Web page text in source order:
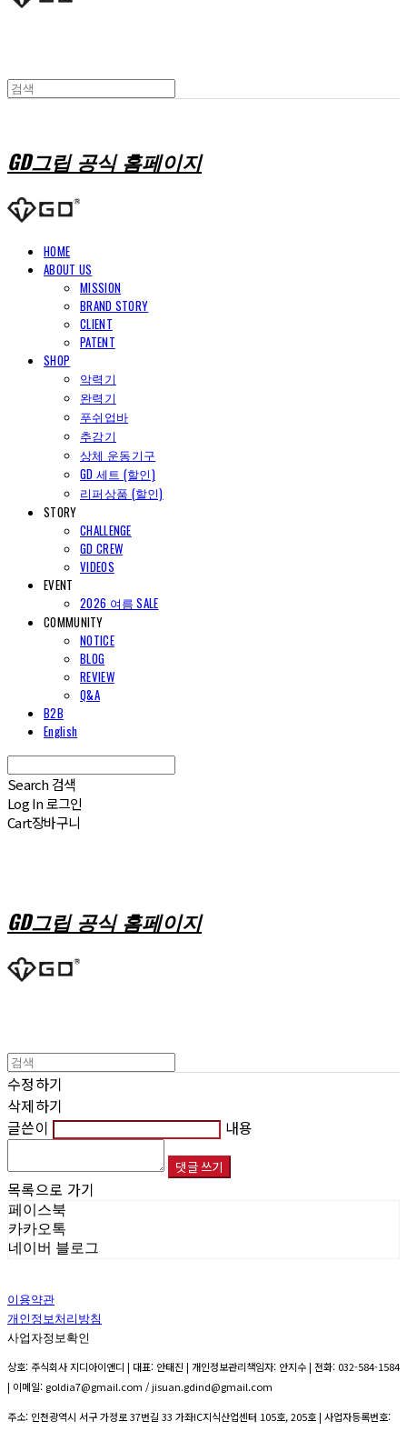
GD그립 공식 홈페이지
HOME
ABOUT US
MISSION
BRAND STORY
CLIENT
PATENT
SHOP
악력기
완력기
푸쉬업바
추감기
상체 운동기구
GD 세트 (할인)
리퍼상품 (할인)
STORY
CHALLENGE
GD CREW
VIDEOS
EVENT
2026 여름 SALE
COMMUNITY
NOTICE
BLOG
REVIEW
Q&A
B2B
English
Search 검색
Log In로그인
Cart장바구니
GD그립 공식 홈페이지
수정하기
삭제하기
글쓴이
내용
댓글 쓰기
목록으로 가기
페이스북
카카오톡
네이버 블로그
이용약관
개인정보처리방침
사업자정보확인
상호: 주식회사 지디아이앤디 | 대표: 안태진 | 개인정보관리책임자: 안지수 | 전화: 032-584-1584
| 이메일: goldia7@gmail.com / jisuan.gdind@gmail.com
주소: 인천광역시 서구 가정로 37번길 33 가좌IC지식산업센터 105호, 205호 | 사업자등록번호: